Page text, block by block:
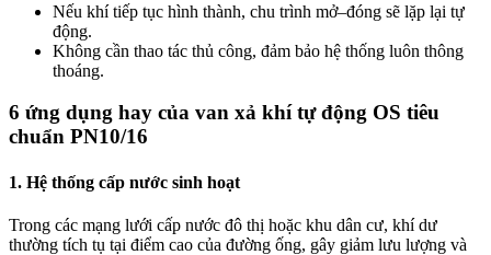
Nếu khí tiếp tục hình thành, chu trình mở–đóng sẽ lặp lại tự
động.
Không cần thao tác thủ công, đảm bảo hệ thống luôn thông
thoáng.
6 ứng dụng hay của van xả khí tự động OS tiêu
chuẩn PN10/16
1. Hệ thống cấp nước sinh hoạt
Trong các mạng lưới cấp nước đô thị hoặc khu dân cư, khí dư
thường tích tụ tại điểm cao của đường ống, gây giảm lưu lượng và